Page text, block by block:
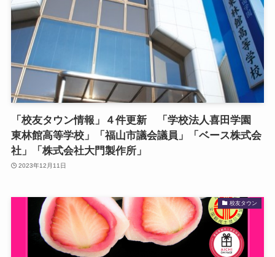
「校友タウン情報」４件更新 「学校法人喜田学園
東林館高等学校」「福山市議会議員」「ベース株式会
社」「株式会社大門製作所」
2023年12月11日
校友タウン